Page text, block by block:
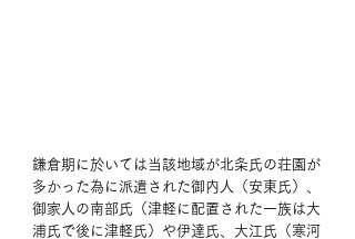
鎌倉期に於いては当該地域が北条氏の荘園が
多かった為に派遣された御内人（安東氏）、
御家人の南部氏（津軽に配置された一族は大
浦氏で後に津軽氏）や伊達氏、大江氏（寒河